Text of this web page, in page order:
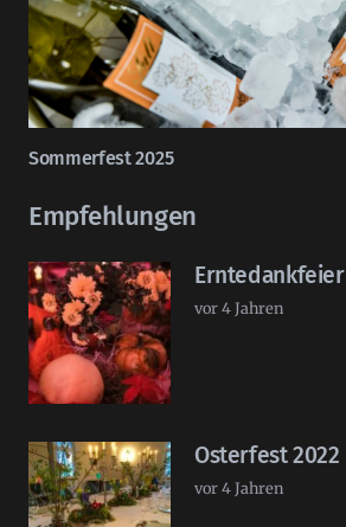
Sommerfest 2025
Empfehlungen
Erntedankfeier
vor 4 Jahren
Osterfest 2022
vor 4 Jahren